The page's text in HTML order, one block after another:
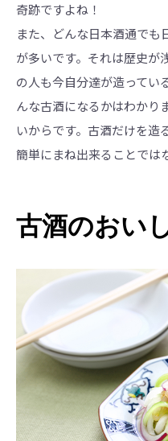
奇跡ですよね！
また、どんな日本酒通でも
が多いです。それは歴史が
の人も今自分達が造ってい
んな古酒になるかはわかり
いからです。古酒だけを造
簡単にまね出来ることでは
古酒のおい